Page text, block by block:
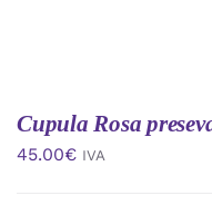
Cupula Rosa
45.00€ IVA